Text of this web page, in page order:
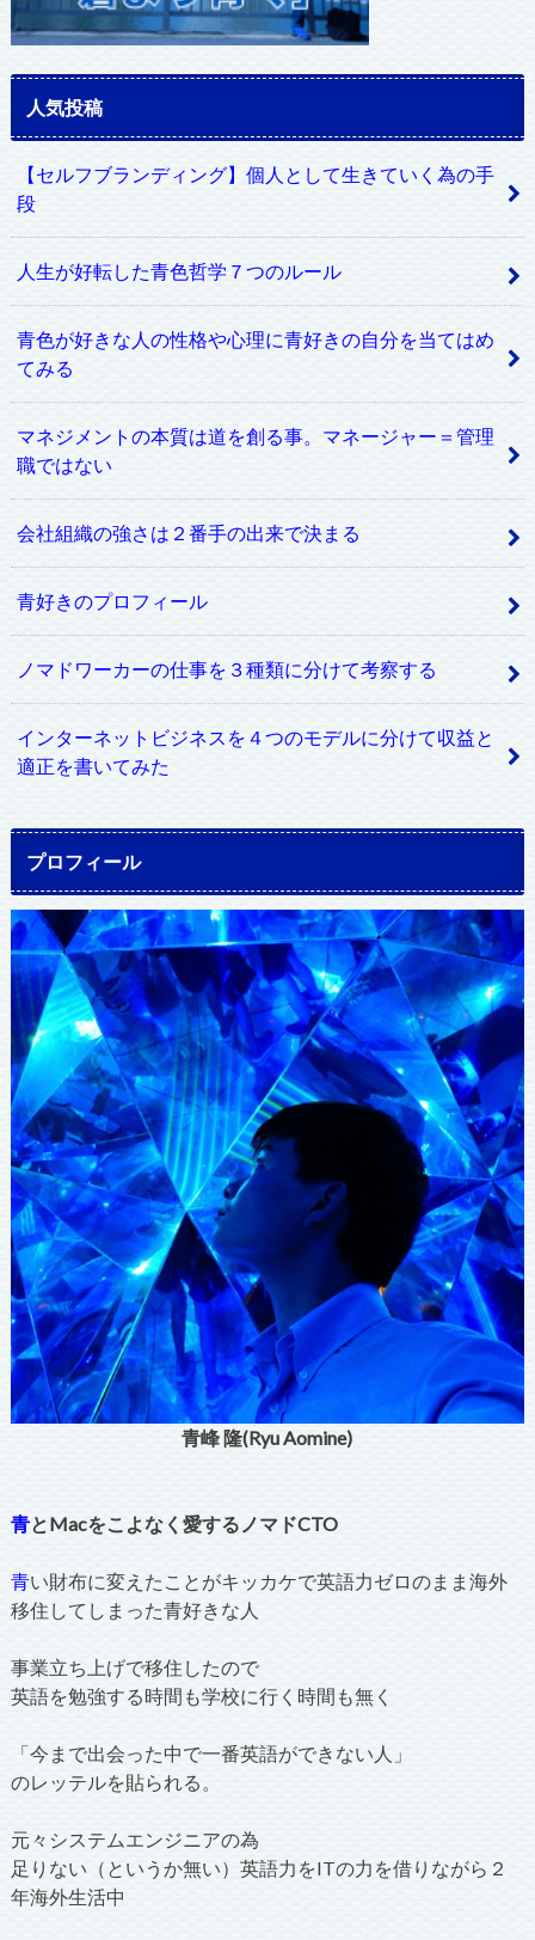
人気投稿
【セルフブランディング】個人として生きていく為の手
段
人生が好転した青色哲学７つのルール
青色が好きな人の性格や心理に青好きの自分を当てはめ
てみる
マネジメントの本質は道を創る事。マネージャー＝管理
職ではない
会社組織の強さは２番手の出来で決まる
青好きのプロフィール
ノマドワーカーの仕事を３種類に分けて考察する
インターネットビジネスを４つのモデルに分けて収益と
適正を書いてみた
プロフィール
青峰 隆(Ryu Aomine)
青とMacをこよなく愛するノマドCTO
青い財布に変えたことがキッカケで英語力ゼロのまま海外
移住してしまった青好きな人
事業立ち上げで移住したので
英語を勉強する時間も学校に行く時間も無く
「今まで出会った中で一番英語ができない人」
のレッテルを貼られる。
元々システムエンジニアの為
足りない（というか無い）英語力をITの力を借りながら２
年海外生活中